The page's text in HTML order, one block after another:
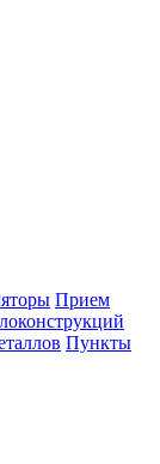
Прием
Пункты